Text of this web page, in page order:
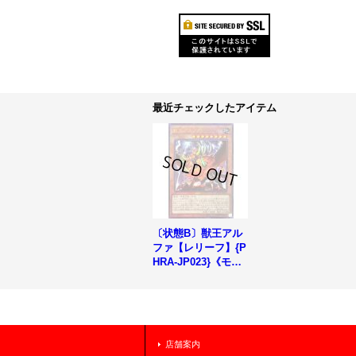
最近チェックしたアイテム
〔状態B〕獣王アル
ファ【レリーフ】{P
HRA-JP023}《モン
店舗案内